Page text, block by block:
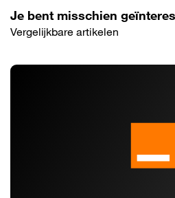
Je bent misschien
Vergelijkbare artikelen